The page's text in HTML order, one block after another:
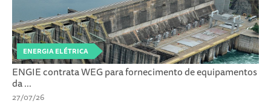
ENERGIA ELÉTRICA
ENGIE contrata WEG para fornecimento de equipamentos
da ...
27/07/26